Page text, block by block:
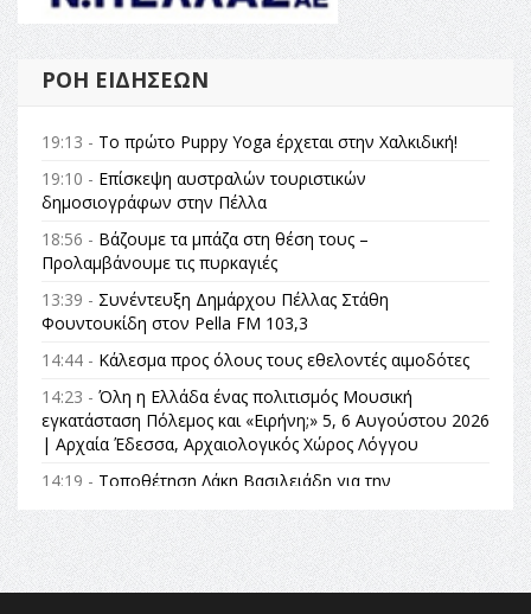
ΡΟΉ ΕΙΔΉΣΕΩΝ
19:13 - Το πρώτο Puppy Yoga έρχεται στην Χαλκιδική!
19:10 - Επίσκεψη αυστραλών τουριστικών
δημοσιογράφων στην Πέλλα
18:56 - Βάζουμε τα μπάζα στη θέση τους –
Προλαμβάνουμε τις πυρκαγιές
13:39 - Συνέντευξη Δημάρχου Πέλλας Στάθη
Φουντουκίδη στον Pella FM 103,3
14:44 - Κάλεσμα προς όλους τους εθελοντές αιμοδότες
14:23 - Όλη η Ελλάδα ένας πολιτισμός Μουσική
εγκατάσταση Πόλεμος και «Ειρήνη;» 5, 6 Αυγούστου 2026
| Αρχαία Έδεσσα, Αρχαιολογικός Χώρος Λόγγου
14:19 - Τοποθέτηση Λάκη Βασιλειάδη για την
Αναθεώρηση του Συντάγματος: «Σε τέτοιες κορυφαίες
θεσμικές διαδικασίες υπάρχει μόνο η ευθύνη απέναντι
στις επόμενες γενιές»
16:35 -Το πρόγραμμα του ΠΑΟΚ στον δεύτερο γύρο του